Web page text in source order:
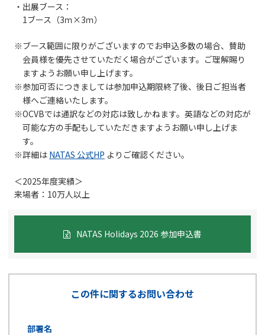
・出展ブース：
1ブース（3ｍ×3ｍ）
※ブース範囲に限りがございますのでお申込多数の場合、賛助
会員様を優先させていただく場合がございます。ご理解賜り
ますようお願い申し上げます。
※参加可否につきましては参加申込期限終了後、後日ご担当者
様へご連絡いたします。
※OCVBでは通訳などの対応は致しかねます。英語などの対応が
可能な方の手配もしていただきますようお願い申し上げま
す。
※詳細は NATAS 公式HP よりご確認ください。
＜2025年度実績＞
来場者：10万人以上
NATAS Holidays 2026 参加申込書
この件に関するお問い合わせ
部署名